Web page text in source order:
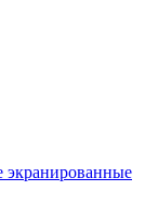
экранированные